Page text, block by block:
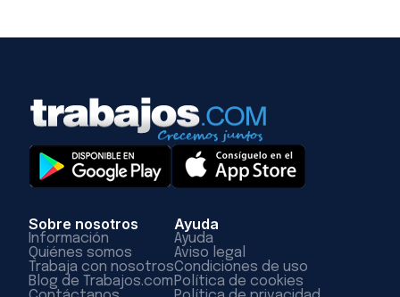
Sobre nosotros
Información
Quiénes somos
Trabaja con nosotros
Blog de Trabajos.com
Ayuda
Ayuda
Aviso legal
Condiciones de uso
Política de cookies